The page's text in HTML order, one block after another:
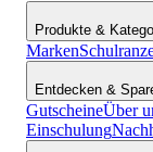
Produkte &
Marken
Entdecken &
GutscheineÜber
Einschulung